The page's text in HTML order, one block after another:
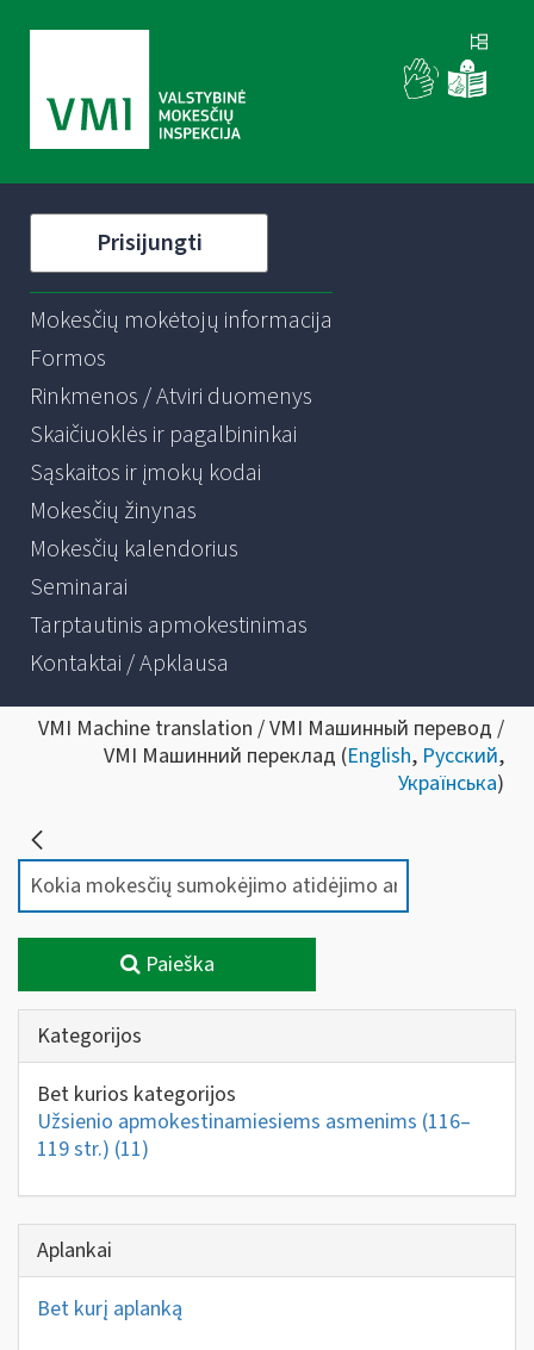
Prisijungti
Mokesčių mokėtojų informacija
Formos
Rinkmenos / Atviri duomenys
Skaičiuoklės ir pagalbininkai
Sąskaitos ir įmokų kodai
Mokesčių žinynas
Mokesčių kalendorius
Seminarai
Tarptautinis apmokestinimas
Kontaktai / Apklausa
VMI Machine translation / VMI Машинный перевод /
VMI Машинний переклад (English, Русский,
Українська)
Paieška
Kategorijos
Bet kurios kategorijos
Užsienio apmokestinamiesiems asmenims (116–
119 str.) (11)
Aplankai
Bet kurį aplanką